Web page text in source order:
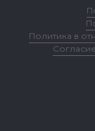
Политика в